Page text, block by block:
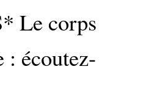
Le corps
: écoutez-